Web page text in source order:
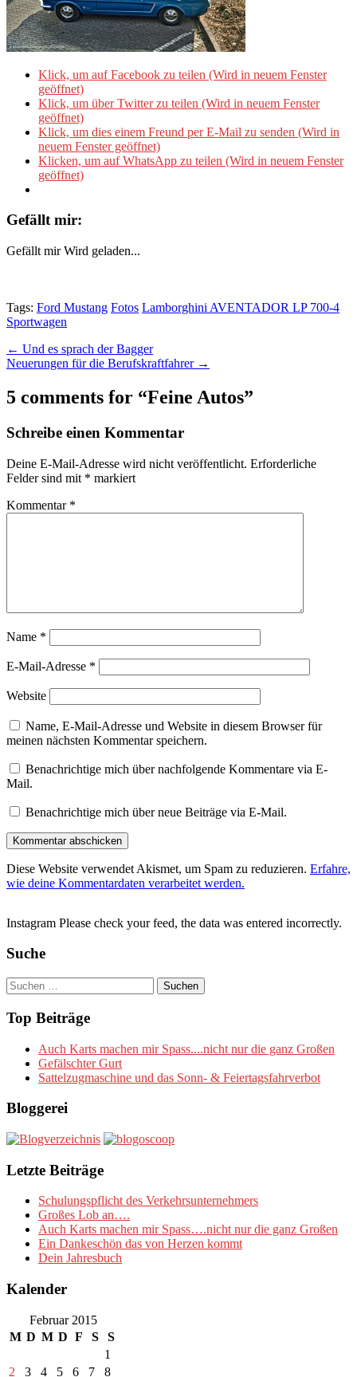
Klick, um auf Facebook zu teilen (Wird in neuem Fenster
geöffnet)
Klick, um über Twitter zu teilen (Wird in neuem Fenster
geöffnet)
Klick, um dies einem Freund per E-Mail zu senden (Wird in
neuem Fenster geöffnet)
Klicken, um auf WhatsApp zu teilen (Wird in neuem Fenster
geöffnet)
Gefällt mir:
Gefällt mir Wird geladen...
Tags: Ford Mustang Fotos Lamborghini AVENTADOR LP 700-4
Sportwagen
Post
navigation
← Und es sprach der Bagger
Neuerungen für die Berufskraftfahrer →
5 comments for “Feine Autos”
Schreibe einen Kommentar
Deine E-Mail-Adresse wird nicht veröffentlicht. Erforderliche
Felder sind mit * markiert
Kommentar *
Name *
E-Mail-Adresse *
Website
Name, E-Mail-Adresse und Website in diesem Browser für
meinen nächsten Kommentar speichern.
Benachrichtige mich über nachfolgende Kommentare via E-
Mail.
Benachrichtige mich über neue Beiträge via E-Mail.
Diese Website verwendet Akismet, um Spam zu reduzieren. Erfahre,
wie deine Kommentardaten verarbeitet werden.
Instagram Please check your feed, the data was entered incorrectly.
Suche
Suchen
nach:
Top Beiträge
Auch Karts machen mir Spass....nicht nur die ganz Großen
Gefälschter Gurt
Sattelzugmaschine und das Sonn- & Feiertagsfahrverbot
Bloggerei
Letzte Beiträge
Schulungspflicht des Verkehrsunternehmers
Großes Lob an….
Auch Karts machen mir Spass….nicht nur die ganz Großen
Ein Dankeschön das von Herzen kommt
Dein Jahresbuch
Kalender
Februar 2015
M D M D F S
S
1
2
3 4 5 6 7
8